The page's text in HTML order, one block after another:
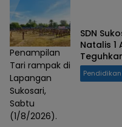
Penampilan
Tari rampak di
Lapangan
Sukosari,
Sabtu
(1/8/2026).
SDN
Natalis 1
Pendidikan